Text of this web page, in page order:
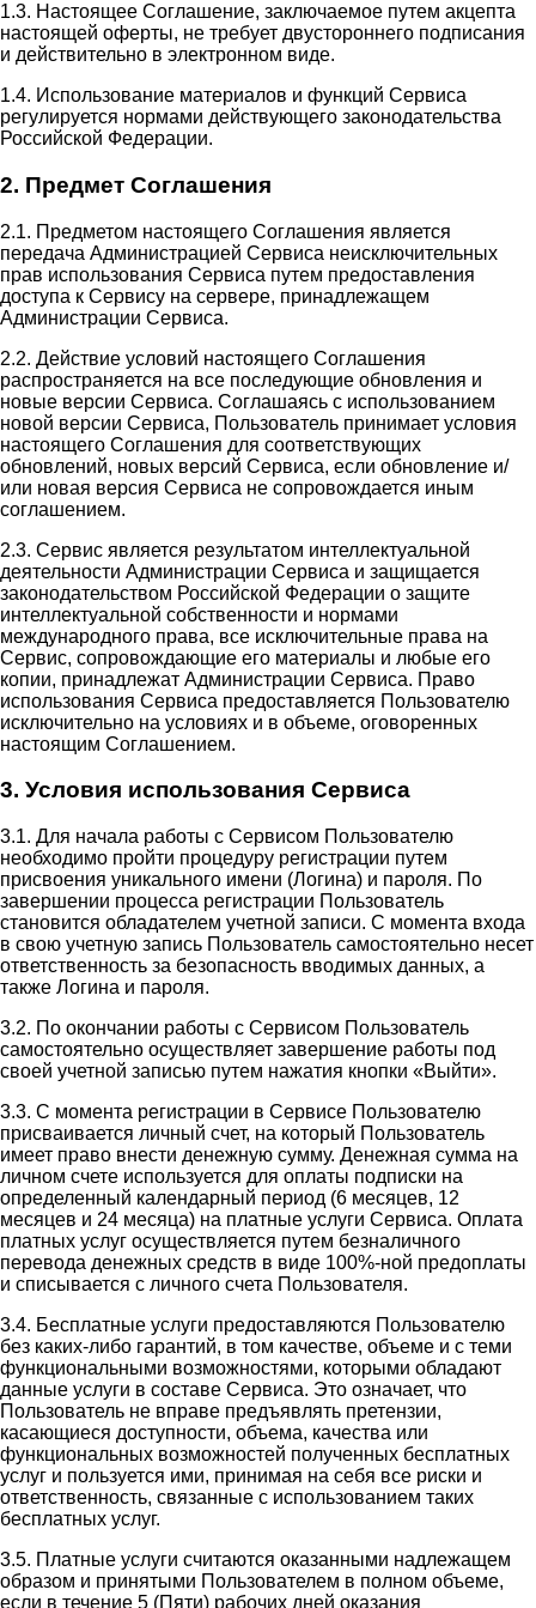
1.3. Настоящее Соглашение, заключаемое путем акцепта
настоящей оферты, не требует двустороннего подписания
и действительно в электронном виде.
1.4. Использование материалов и функций Сервиса
регулируется нормами действующего законодательства
Российской Федерации.
2. Предмет Соглашения
2.1. Предметом настоящего Соглашения является
передача Администрацией Сервиса неисключительных
прав использования Сервиса путем предоставления
доступа к Сервису на сервере, принадлежащем
Администрации Сервиса.
2.2. Действие условий настоящего Соглашения
распространяется на все последующие обновления и
новые версии Сервиса. Соглашаясь с использованием
новой версии Сервиса, Пользователь принимает условия
настоящего Соглашения для соответствующих
обновлений, новых версий Сервиса, если обновление и/
или новая версия Сервиса не сопровождается иным
соглашением.
2.3. Сервис является результатом интеллектуальной
деятельности Администрации Сервиса и защищается
законодательством Российской Федерации о защите
интеллектуальной собственности и нормами
международного права, все исключительные права на
Сервис, сопровождающие его материалы и любые его
копии, принадлежат Администрации Сервиса. Право
использования Сервиса предоставляется Пользователю
исключительно на условиях и в объеме, оговоренных
настоящим Соглашением.
3. Условия использования Сервиса
3.1. Для начала работы с Сервисом Пользователю
необходимо пройти процедуру регистрации путем
присвоения уникального имени (Логина) и пароля. По
завершении процесса регистрации Пользователь
становится обладателем учетной записи. С момента входа
в свою учетную запись Пользователь самостоятельно несет
ответственность за безопасность вводимых данных, а
также Логина и пароля.
3.2. По окончании работы с Сервисом Пользователь
самостоятельно осуществляет завершение работы под
своей учетной записью путем нажатия кнопки «Выйти».
3.3. С момента регистрации в Сервисе Пользователю
присваивается личный счет, на который Пользователь
имеет право внести денежную сумму. Денежная сумма на
личном счете используется для оплаты подписки на
определенный календарный период (6 месяцев, 12
месяцев и 24 месяца) на платные услуги Сервиса. Оплата
платных услуг осуществляется путем безналичного
перевода денежных средств в виде 100%-ной предоплаты
и списывается с личного счета Пользователя.
3.4. Бесплатные услуги предоставляются Пользователю
без каких-либо гарантий, в том качестве, объеме и с теми
функциональными возможностями, которыми обладают
данные услуги в составе Сервиса. Это означает, что
Пользователь не вправе предъявлять претензии,
касающиеся доступности, объема, качества или
функциональных возможностей полученных бесплатных
услуг и пользуется ими, принимая на себя все риски и
ответственность, связанные с использованием таких
бесплатных услуг.
3.5. Платные услуги считаются оказанными надлежащем
образом и принятыми Пользователем в полном объеме,
если в течение 5 (Пяти) рабочих дней оказания